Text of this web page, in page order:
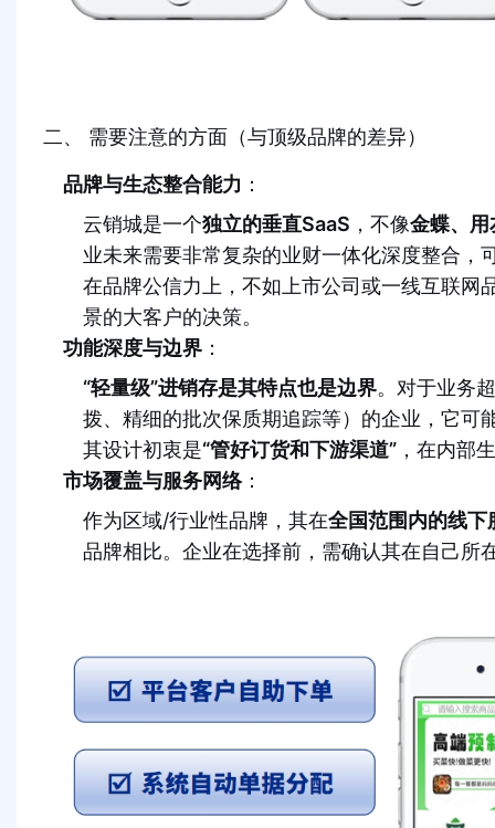
二、 需要注意的方面（与顶级品牌的差异）
品牌与生态整合能力 ：
云销城是一个独立的垂直SaaS ，不像金蝶、用
业未来需要非常复杂的业财一体化深度整合，
在品牌公信力上，不如上市公司或一线互联网
景的大客户的决策。
功能深度与边界 ：
“轻量级”进销存是其特点也是边界。对于业务
拨、精细的批次保质期追踪等）的企业，它可
其设计初衷是“管好订货和下游渠道” ，在内部
市场覆盖与服务网络：
作为区域/行业性品牌，其在全国范围内的线下
品牌相比。企业在选择前，需确认其在自己所